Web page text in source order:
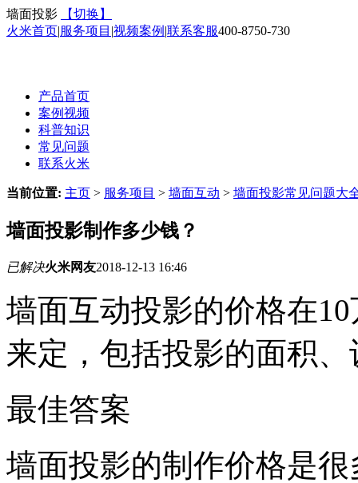
墙面投影
【切换】
火米首页|服务项目 |视频案例 |联系客服400-8750-730
产品首页
案例视频
科普知识
常见问题
联系火米
当前位置: 主页 > 服务项目 > 墙面互动 > 墙面投影常见问题大
墙面投影制作多少钱？
已解决火米网友2018-12-13 16:46
墙面互动投影的价格在
来定，包括投影的面积
最佳答案
墙面投影的制作价格是